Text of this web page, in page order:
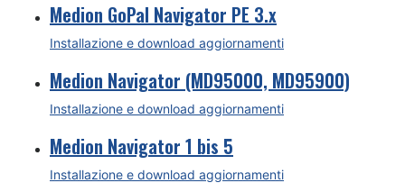
Medion GoPal Navigator PE 3.x
Installazione e download aggiornamenti
Medion Navigator (MD95000, MD95900)
Installazione e download aggiornamenti
Medion Navigator 1 bis 5
Installazione e download aggiornamenti